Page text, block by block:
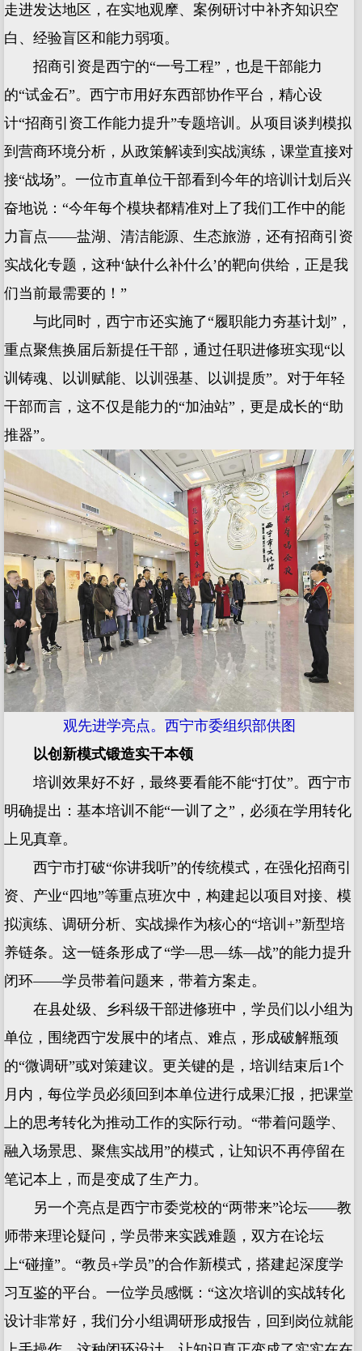
走进发达地区，在实地观摩、案例研讨中补齐知识空
白、经验盲区和能力弱项。
招商引资是西宁的“一号工程”，也是干部能力
的“试金石”。西宁市用好东西部协作平台，精心设
计“招商引资工作能力提升”专题培训。从项目谈判模拟
到营商环境分析，从政策解读到实战演练，课堂直接对
接“战场”。一位市直单位干部看到今年的培训计划后兴
奋地说：“今年每个模块都精准对上了我们工作中的能
力盲点——盐湖、清洁能源、生态旅游，还有招商引资
实战化专题，这种‘缺什么补什么’的靶向供给，正是我
们当前最需要的！”
与此同时，西宁市还实施了“履职能力夯基计划”，
重点聚焦换届后新提任干部，通过任职进修班实现“以
训铸魂、以训赋能、以训强基、以训提质”。对于年轻
干部而言，这不仅是能力的“加油站”，更是成长的“助
推器”。
观先进学亮点。西宁市委组织部供图
以创新模式锻造实干本领
培训效果好不好，最终要看能不能“打仗”。西宁市
明确提出：基本培训不能“一训了之”，必须在学用转化
上见真章。
西宁市打破“你讲我听”的传统模式，在强化招商引
资、产业“四地”等重点班次中，构建起以项目对接、模
拟演练、调研分析、实战操作为核心的“培训+”新型培
养链条。这一链条形成了“学—思—练—战”的能力提升
闭环——学员带着问题来，带着方案走。
在县处级、乡科级干部进修班中，学员们以小组为
单位，围绕西宁发展中的堵点、难点，形成破解瓶颈
的“微调研”或对策建议。更关键的是，培训结束后1个
月内，每位学员必须回到本单位进行成果汇报，把课堂
上的思考转化为推动工作的实际行动。“带着问题学、
融入场景思、聚焦实战用”的模式，让知识不再停留在
笔记本上，而是变成了生产力。
另一个亮点是西宁市委党校的“两带来”论坛——教
师带来理论疑问，学员带来实践难题，双方在论坛
上“碰撞”。“教员+学员”的合作新模式，搭建起深度学
习互鉴的平台。一位学员感慨：“这次培训的实战转化
设计非常好，我们分小组调研形成报告，回到岗位就能